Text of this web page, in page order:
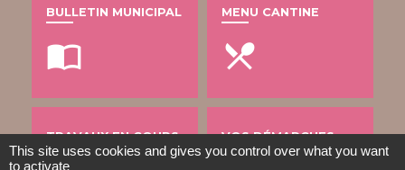
BULLETIN MUNICIPAL
import_contacts
MENU CANTINE
local_dining
TRAVAUX EN COURS VOS DÉMARCHES
This site uses cookies and gives you control over what you want
to activate